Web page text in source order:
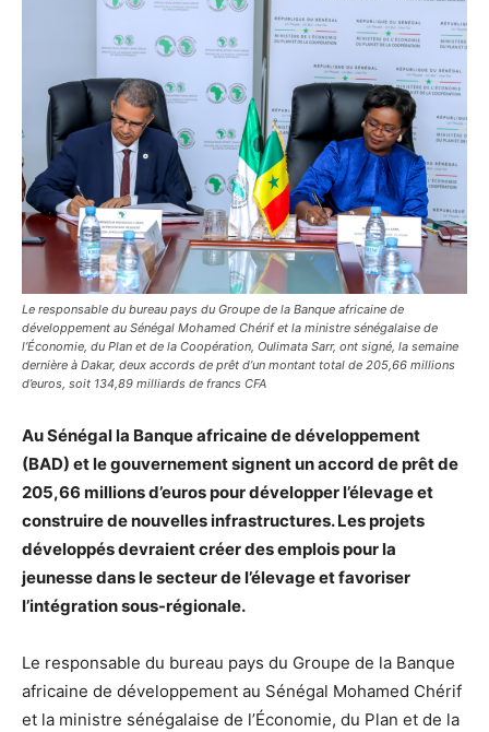
Le responsable du bureau pays du Groupe de la Banque africaine de
développement au Sénégal Mohamed Chérif et la ministre sénégalaise de
l’Économie, du Plan et de la Coopération, Oulimata Sarr, ont signé, la semaine
dernière à Dakar, deux accords de prêt d’un montant total de 205,66 millions
d’euros, soit 134,89 milliards de francs CFA
Au Sénégal la Banque africaine de développement
(BAD) et le gouvernement signent un accord de prêt de
205,66 millions d’euros pour développer l’élevage et
construire de nouvelles infrastructures. Les projets
développés devraient créer des emplois pour la
jeunesse dans le secteur de l’élevage et favoriser
l’intégration sous-régionale.
Le responsable du bureau pays du Groupe de la Banque
africaine de développement au Sénégal Mohamed Chérif
et la ministre sénégalaise de l’Économie, du Plan et de la